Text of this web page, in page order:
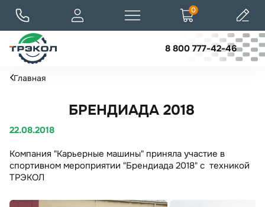
8 800 777-42-46
0
Главная
БРЕНДИАДА 2018
22.08.2018
Компания "Карьерные машины" приняла участие в
спортивном мероприятии "Брендиада 2018" с техникой
ТРЭКОЛ